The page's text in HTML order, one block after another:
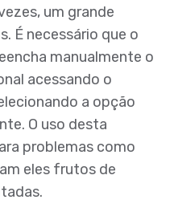
um grande
É necessário que o
manualmente o
acessando o
a opção
O uso desta
problemas como
eles frutos de